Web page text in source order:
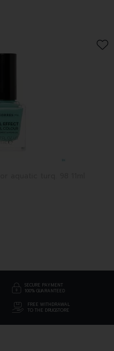
SECURE PAYMENT
100% GUARANTEED
FREE WITHDRAWAL
TO THE DRUGSTORE